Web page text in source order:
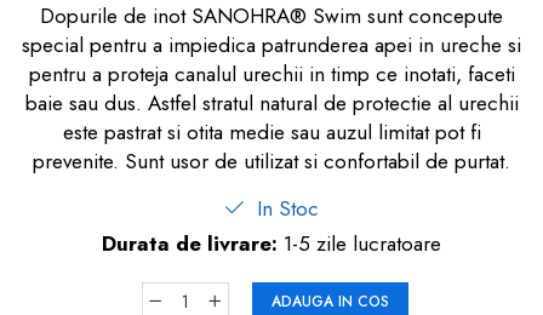
Dopurile de inot SANOHRA® Swim sunt concepute
special pentru a impiedica patrunderea apei in ureche si
pentru a proteja canalul urechii in timp ce inotati, faceti
baie sau dus. Astfel stratul natural de protectie al urechii
este pastrat si otita medie sau auzul limitat pot fi
prevenite. Sunt usor de utilizat si confortabil de purtat.
In Stoc
Durata de livrare: 1-5 zile lucratoare
ADAUGA IN COS